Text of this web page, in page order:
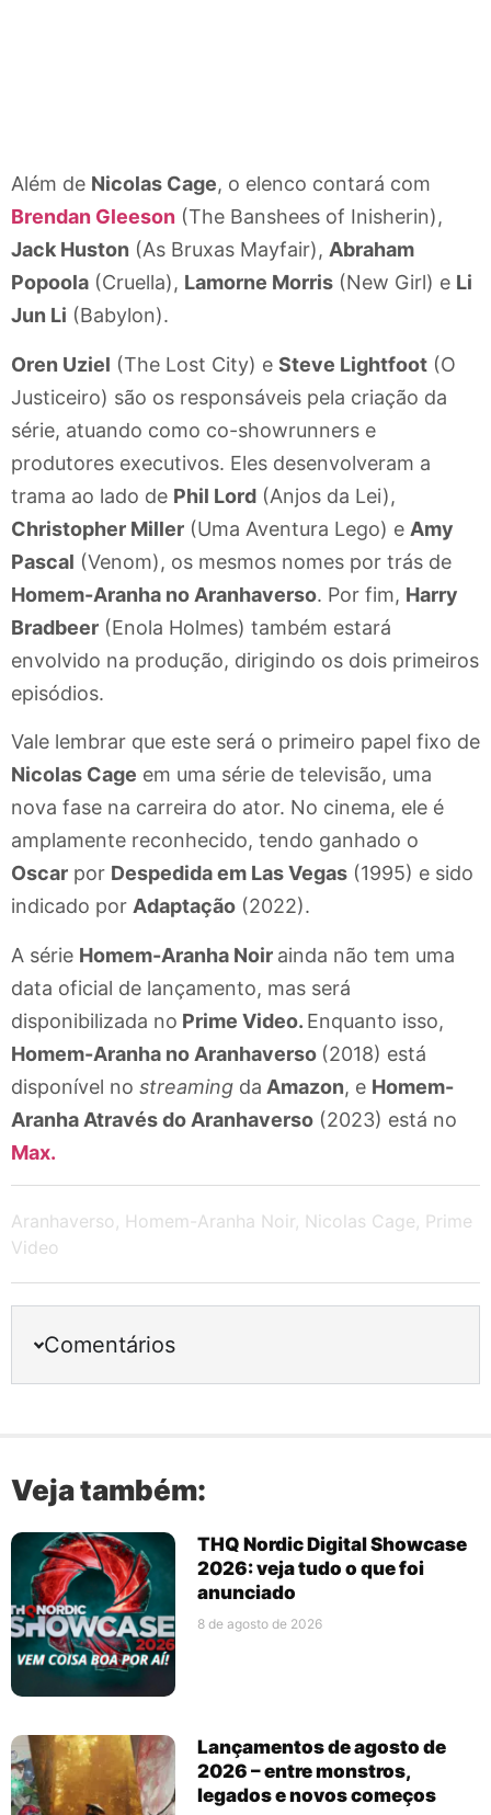
Além de Nicolas Cage, o elenco contará com
Brendan Gleeson (The Banshees of Inisherin),
Jack Huston (As Bruxas Mayfair), Abraham
Popoola (Cruella), Lamorne Morris (New Girl) e Li
Jun Li (Babylon).
Oren Uziel (The Lost City) e Steve Lightfoot (O
Justiceiro) são os responsáveis pela criação da
série, atuando como co-showrunners e
produtores executivos. Eles desenvolveram a
trama ao lado de Phil Lord (Anjos da Lei),
Christopher Miller (Uma Aventura Lego) e Amy
Pascal (Venom), os mesmos nomes por trás de
Homem-Aranha no Aranhaverso. Por fim, Harry
Bradbeer (Enola Holmes) também estará
envolvido na produção, dirigindo os dois primeiros
episódios.
Vale lembrar que este será o primeiro papel fixo de
Nicolas Cage em uma série de televisão, uma
nova fase na carreira do ator. No cinema, ele é
amplamente reconhecido, tendo ganhado o
Oscar por Despedida em Las Vegas (1995) e sido
indicado por Adaptação (2022).
A série Homem-Aranha Noir ainda não tem uma
data oficial de lançamento, mas será
disponibilizada no Prime Video. Enquanto isso,
Homem-Aranha no Aranhaverso (2018) está
disponível no streaming da Amazon, e Homem-
Aranha Através do Aranhaverso (2023) está no
Max.
Aranhaverso , Homem-Aranha Noir, Nicolas Cage, Prime
Video
Comentários
Veja também:
THQ Nordic Digital Showcase
2026: veja tudo o que foi
anunciado
8 de agosto de 2026
Lançamentos de agosto de
2026 – entre monstros,
legados e novos começos